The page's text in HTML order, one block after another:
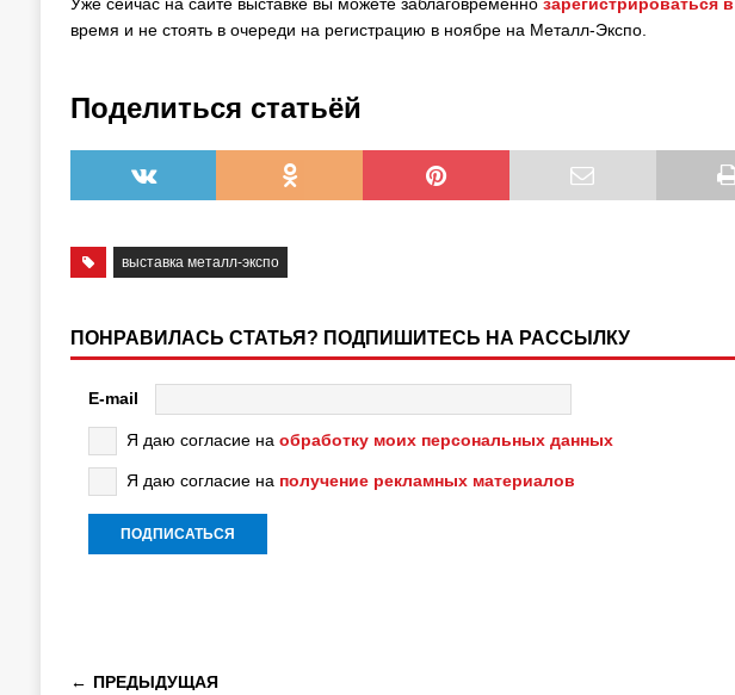
время и не стоять в очереди на регистрацию в ноябре на Металл-Экспо.
Поделиться статьёй
выставка металл-экспо
ПОНРАВИЛАСЬ СТАТЬЯ? ПОДПИШИТЕСЬ НА РАССЫЛКУ
E-mail
Я даю согласие на обработку моих персональных данных
Я даю согласие на получение рекламных материалов
ПРЕДЫДУЩАЯ